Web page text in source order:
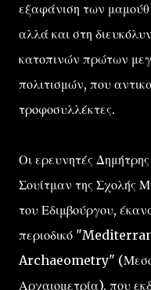
εξαφάνιση των
αλλά και στη
κατοπινών πρώτων
πολιτισμών, που
τροφοσυλλέκτες.
Οι ερευνητές
Σουίτμαν της Σχολής
του Εδιμβούργου,
περιοδικό
Archaeometry"
Αρχαιομετρία), που